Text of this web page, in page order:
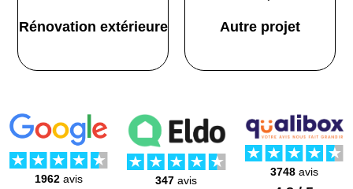
Rénovation extérieure Autre projet
1962 avis 347 avis
3748avis